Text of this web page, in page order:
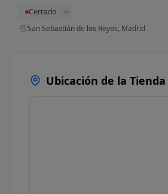
Cerrado
San Sebastián de los Reyes, Madrid
Ubicación de la Tienda